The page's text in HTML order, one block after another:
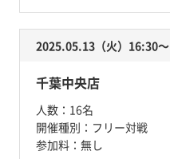
2025.05.13（火）16:30〜
千葉中央店
人数： 16名
開催種別： フリー対戦
参加料： 無し